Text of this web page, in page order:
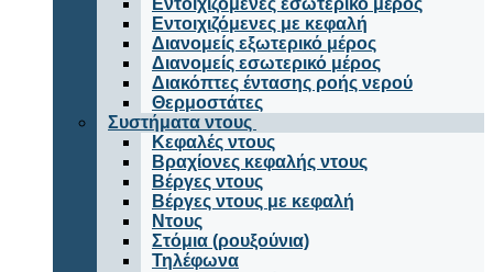
Εντοιχιζόμενες εσωτερικό μέρος
Εντοιχιζόμενες με κεφαλή
Διανομείς εξωτερικό μέρος
Διανομείς εσωτερικό μέρος
Διακόπτες έντασης ροής νερού
Θερμοστάτες
Συστήματα ντους
Κεφαλές ντους
Βραχίονες κεφαλής ντους
Βέργες ντους
Βέργες ντους με κεφαλή
Ντους
Στόμια (ρουξούνια)
Τηλέφωνα